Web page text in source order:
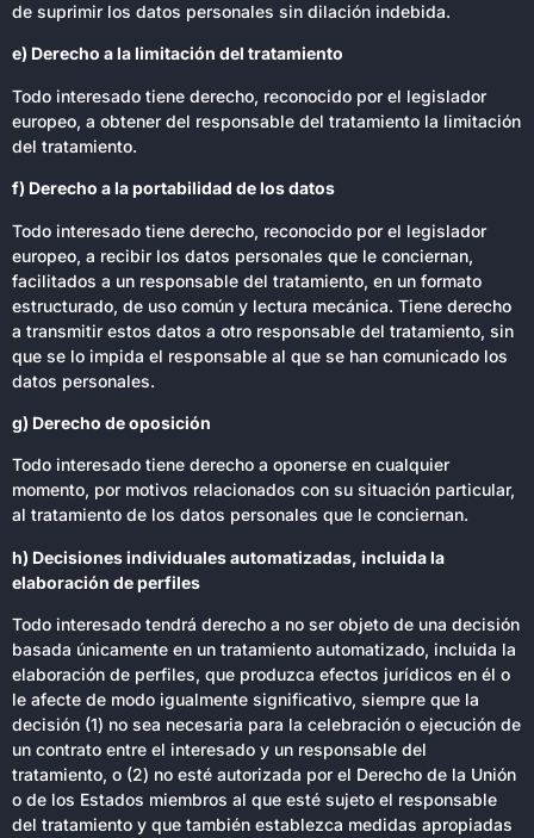
de suprimir los datos personales sin dilación indebida.
e) Derecho a la limitación del tratamiento
Todo interesado tiene derecho, reconocido por el legislador
europeo, a obtener del responsable del tratamiento la limitación
del tratamiento.
f) Derecho a la portabilidad de los datos
Todo interesado tiene derecho, reconocido por el legislador
europeo, a recibir los datos personales que le conciernan,
facilitados a un responsable del tratamiento, en un formato
estructurado, de uso común y lectura mecánica. Tiene derecho
a transmitir estos datos a otro responsable del tratamiento, sin
que se lo impida el responsable al que se han comunicado los
datos personales.
g) Derecho de oposición
Todo interesado tiene derecho a oponerse en cualquier
momento, por motivos relacionados con su situación particular,
al tratamiento de los datos personales que le conciernan.
h) Decisiones individuales automatizadas, incluida la
elaboración de perfiles
Todo interesado tendrá derecho a no ser objeto de una decisión
basada únicamente en un tratamiento automatizado, incluida la
elaboración de perfiles, que produzca efectos jurídicos en él o
le afecte de modo igualmente significativo, siempre que la
decisión (1) no sea necesaria para la celebración o ejecución de
un contrato entre el interesado y un responsable del
tratamiento, o (2) no esté autorizada por el Derecho de la Unión
o de los Estados miembros al que esté sujeto el responsable
del tratamiento y que también establezca medidas apropiadas